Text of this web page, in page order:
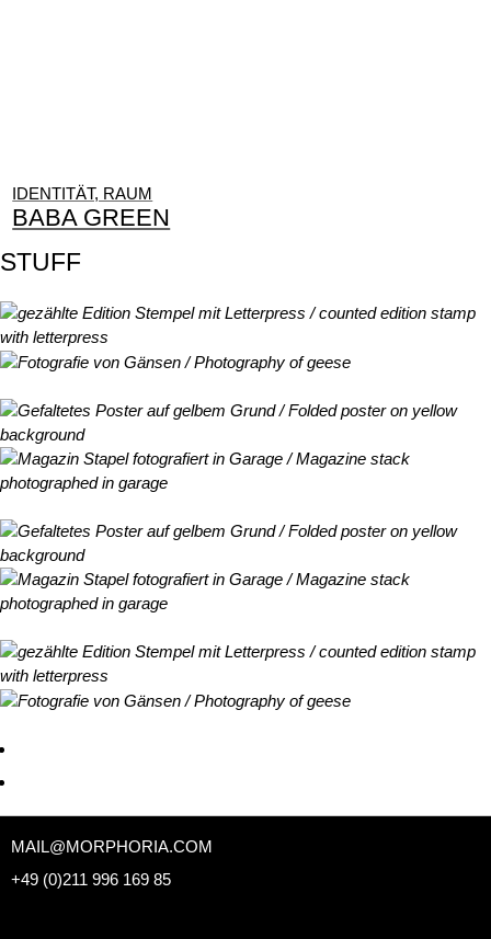
IDENTITÄT, RAUM
BABA GREEN
STUFF
MAIL@MORPHORIA.COM
+49 (0)211 996 169 85